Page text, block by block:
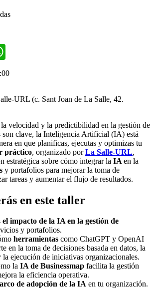
URL (c. Sant Joan de La Salle, 42.
velocidad y la predictibilidad en la gestión de
son clave, la Inteligencia Artificial (IA) está
en que planificas, ejecutas y optimizas tu
práctico, organizado porLa Salle-URL,
estratégica sobre cómo integrar la IA en la
y portafolios para mejorar la toma de
tareas y aumentar el flujo de resultados.
en este taller
el impacto de la IA en la gestión de
y portafolios.
herramientas como ChatGPT y OpenAI
en la toma de decisiones basada en datos, la
ejecución de iniciativas organizacionales.
la IA de Businessmap facilita la gestión
la eficiencia operativa.
de adopción de la IA en tu organización.